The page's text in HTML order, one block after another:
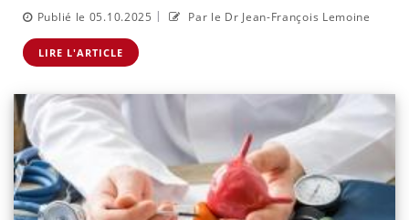
Publié le 05.10.2025 | Par le Dr Jean-François Lemoine
LIRE L'ARTICLE